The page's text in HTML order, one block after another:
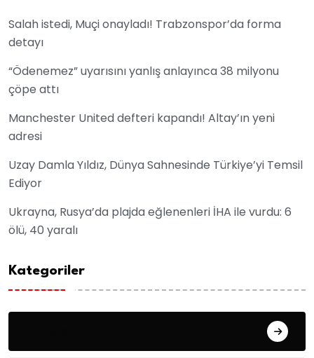
Salah istedi, Muçi onayladı! Trabzonspor’da forma
detayı
“Ödenemez” uyarısını yanlış anlayınca 38 milyonu
çöpe attı
Manchester United defteri kapandı! Altay’ın yeni
adresi
Uzay Damla Yıldız, Dünya Sahnesinde Türkiye’yi Temsil
Ediyor
Ukrayna, Rusya’da plajda eğlenenleri İHA ile vurdu: 6
ölü, 40 yaralı
Kategoriler